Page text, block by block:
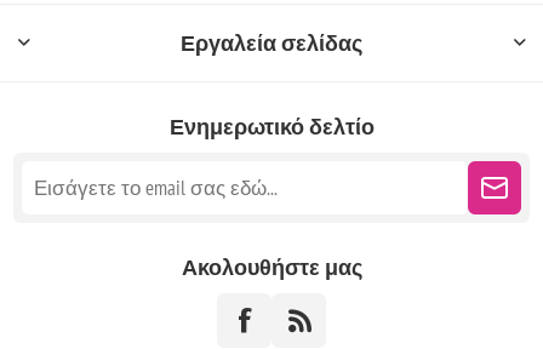
Εργαλεία σελίδας
Ενημερωτικό δελτίο
Ακολουθήστε μας